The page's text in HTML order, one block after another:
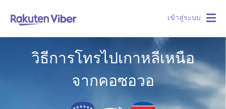
เข้าสู่ระบบ
วิธีการโทรไปเกาหลีเหนือ
จากคอซอวอ